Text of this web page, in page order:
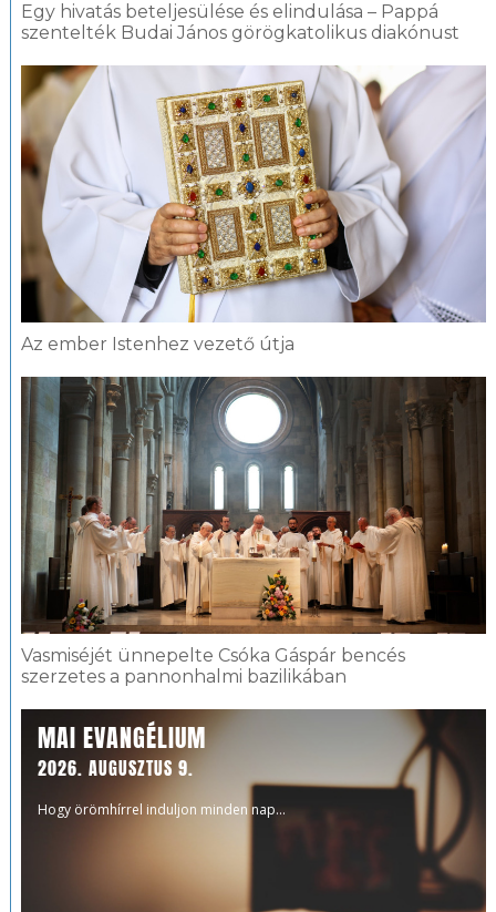
Egy hivatás beteljesülése és elindulása – Pappá
szentelték Budai János görögkatolikus diakónust
Az ember Istenhez vezető útja
Vasmiséjét ünnepelte Csóka Gáspár bencés
szerzetes a pannonhalmi bazilikában
MAI EVANGÉLIUM
2026. AUGUSZTUS 9.
Hogy örömhírrel induljon minden nap...